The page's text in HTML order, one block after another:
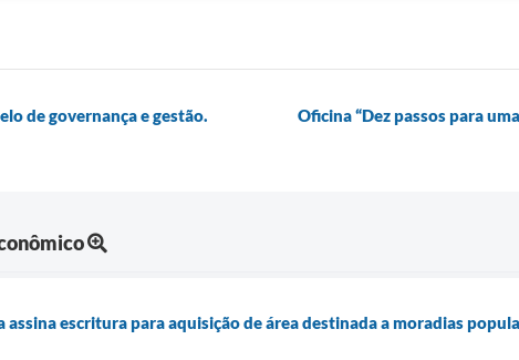
de governança e gestão. Oficina “Dez passos para
assina escritura para aquisição de área destinada a moradias